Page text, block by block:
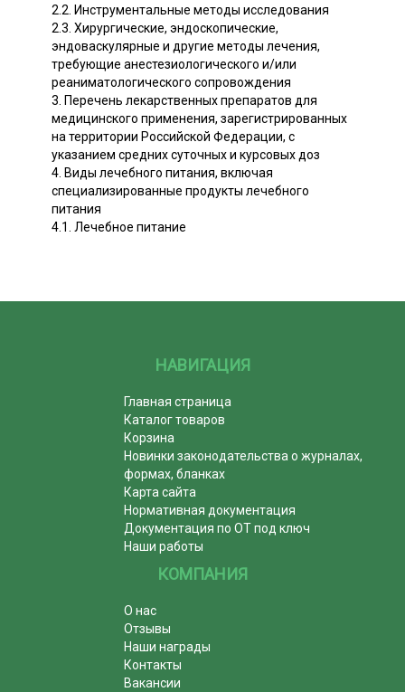
2.2. Инструментальные методы исследования
2.3. Хирургические, эндоскопические,
эндоваскулярные и другие методы лечения,
требующие анестезиологического и/или
реаниматологического сопровождения
3. Перечень лекарственных препаратов для
медицинского применения, зарегистрированных
на территории Российской Федерации, с
указанием средних суточных и курсовых доз
4. Виды лечебного питания, включая
специализированные продукты лечебного
питания
4.1. Лечебное питание
НАВИГАЦИЯ
Главная страница
Каталог товаров
Корзина
Новинки законодательства о журналах,
формах, бланках
Карта сайта
Нормативная документация
Документация по ОТ под ключ
Наши работы
КОМПАНИЯ
О нас
Отзывы
Наши награды
Контакты
Вакансии